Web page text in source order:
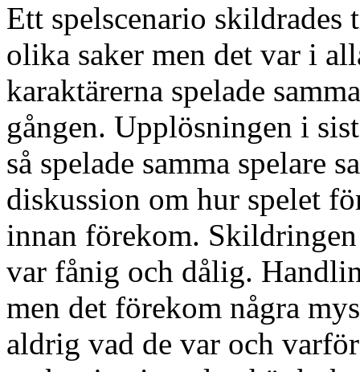
Ett spelscenario skildrades
olika saker men det var i
karaktärerna spelade
gången. Upplösningen i
så spelade samma spelare
diskussion om hur spelet
innan förekom. Skildringen
var fånig och dålig.
men det förekom några
aldrig vad de var och